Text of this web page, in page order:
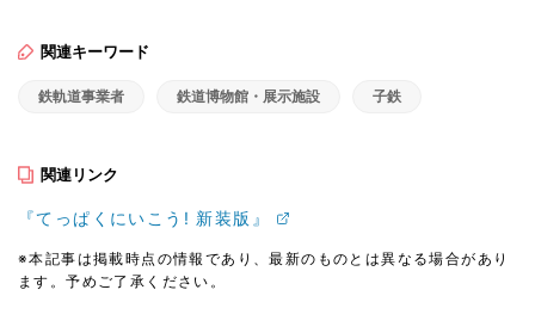
関連キーワード
鉄軌道事業者 鉄道博物館・展示施設 子鉄
関連リンク
『てっぱくにいこう! 新装版』
※本記事は掲載時点の情報であり、最新のものとは異なる場合があり
ます。予めご了承ください。